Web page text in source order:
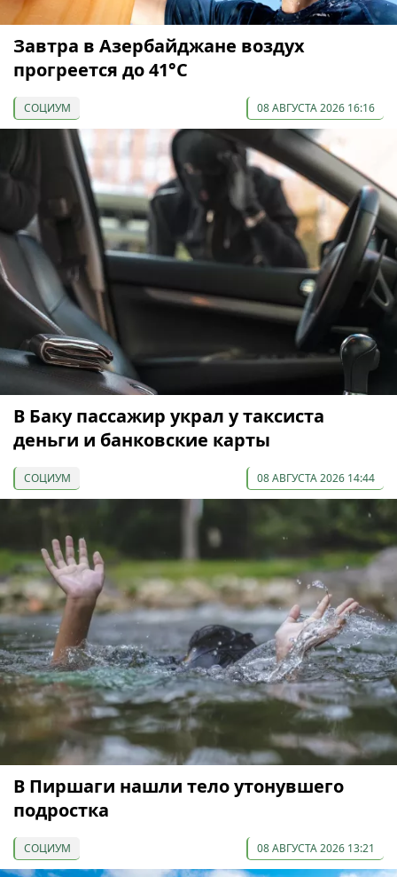
Завтра в Азербайджане воздух
прогреется до 41°С
СОЦИУМ 08 АВГУСТА 2026 16:16
В Баку пассажир украл у таксиста
деньги и банковские карты
СОЦИУМ 08 АВГУСТА 2026 14:44
В Пиршаги нашли тело утонувшего
подростка
СОЦИУМ 08 АВГУСТА 2026 13:21